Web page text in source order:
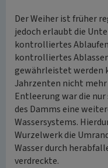
Der Weiher ist früher
jedoch erlaubt die
kontrolliertes Ablaufen
kontrolliertes
gewährleistet werden
Jahrzenten nicht
Entleerung war die
des Damms eine
Wassersystems.
Wurzelwerk die
Wasser durch
verdreckte.